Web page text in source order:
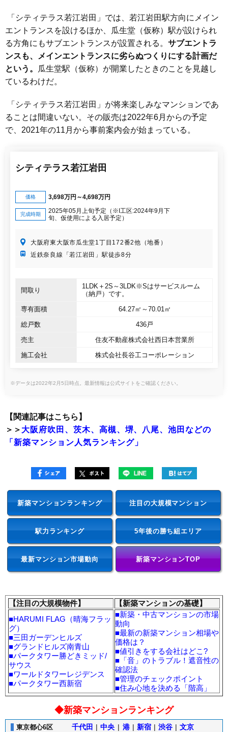
「シティテラス若江岩田」では、若江岩田駅方向にメイン
エントランスを設けるほか、瓜生堂（仮称）駅が設けられ
る方角にもサブエントランスが設置される。 サブエントラ
ンスも、メインエントランスに劣らぬつくりにする計画だ
という。
瓜生堂駅（仮称）が開業したときのことを見越し
ているわけだ。
「シティテラス若江岩田」が将来楽しみなマンションであ
ることは間違いない。その販売は2022年6月からの予定
で、2021年の11月から事前案内会が始まっている。
シティテラス若江岩田
価格 3,698万円～4,698万円
完成時期
2025年05月上旬予定（※I工区:2024年9月下
旬、仮使用による入居予定）
大阪府東大阪市瓜生堂1丁目172番2他（地番）
近鉄奈良線「若江岩田」駅徒歩8分
間取り
1LDK＋2S～3LDK※Sはサービスルーム
（納戸）です。
専有面積
64.27㎡～70.01㎡
総戸数
436戸
売主
住友不動産株式会社西日本営業所
施工会社
株式会社長谷工コーポレーション
※データは2022年2月5日時点。最新情報は公式サイトをご確認ください。
【関連記事はこちら】
＞＞ 大阪府吹田、茨木、高槻、堺、八尾、池田などの
「新築マンション人気ランキング」
新築マンションランキング 注目の大規模マンション
駅力ランキング 5年後の勝ち組エリア
最新マンション市場動向 新築マンションTOP
【注目の大規模物件】
【新築マンションの基礎】
■HARUMI FLAG（晴海フラッ
グ）
■三田ガーデンヒルズ
■グランドヒルズ南青山
■パークタワー勝どきミッド/
サウス
■ワールドタワーレジデンス
■パークタワー西新宿
■新築・中古マンションの市場
動向
■最新の新築マンション相場や
価格は？
■値引きをする会社はどこ?
■ 「音」のトラブル！遮音性の
確認法
■管理のチェックポイント
■住み心地を決める「階高」
◆新築マンションランキング
東京都心6区 千代田 | 中央 | 港 | 新宿 | 渋谷 | 文京